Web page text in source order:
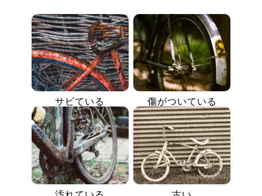
サビている 傷がついている